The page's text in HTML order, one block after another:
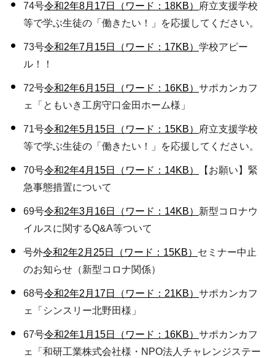
74号令和2年8月17日（ワード：18KB）
府立支援学校
等で学ぶ生徒の「働きたい！」を応援してください。
73号令和2年7月15日（ワード：17KB） 学校アピー
ル！！
72号令和2年6月15日（ワード：16KB） サポカンカフ
ェ「ともいき工房守口金田ホーム様」
71号令和2年5月15日（ワード：15KB）
府立支援学校
等で学ぶ生徒の「働きたい！」を応援してください。
70号令和2年4月15日（ワード：14KB）
【お願い】緊
急事態措置について
69号令和2年3月16日（ワード：14KB） 新型コロナウ
イルスに関するQ&A等ついて
号外令和2年2月25日（ワード：15KB） セミナー中止
のお知らせ（新型コロナ関係）
68号令和2年2月17日（ワード：21KB） サポカンカフ
ェ「シンスリー北野田様」
67号令和2年1月15日（ワード：16KB） サポカンカフ
ェ「和研工業株式会社様・NPO法人チャレンジステー